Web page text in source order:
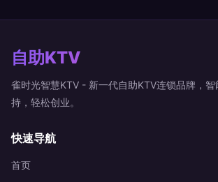
自助KTV
雀时光智慧KTV - 新一代自助KTV连锁品牌，
持，轻松创业。
快速导航
首页